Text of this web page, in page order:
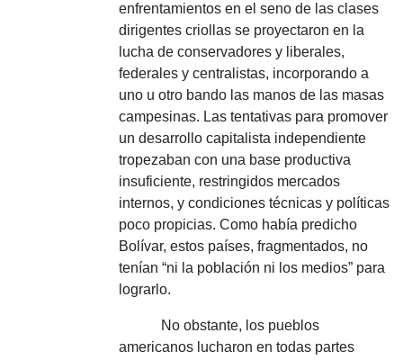
enfrentamientos en el seno de las clases
dirigentes criollas se proyectaron en la
lucha de conservadores y liberales,
federales y centralistas, incorporando a
uno u otro bando las manos de las masas
campesinas. Las tentativas para promover
un desarrollo capitalista independiente
tropezaban con una base productiva
insuficiente, restringidos mercados
internos, y condiciones técnicas y políticas
poco propicias. Como había predicho
Bolívar, estos países, fragmentados, no
tenían “ni la población ni los medios” para
lograrlo.
No obstante, los pueblos
americanos lucharon en todas partes